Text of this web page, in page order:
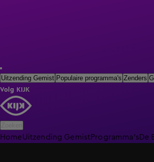
Uitzending Gemist Populaire programma's Zenders
Volg KIJK
HomeUitzending GemistProgramma's De